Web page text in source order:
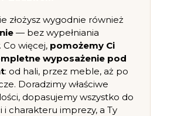
złożysz wygodnie również
— bez wypełniania
więcej, pomożemy Ci
wyposażenie pod
: od hali, przez meble, aż po
Doradzimy właściwe
dopasujemy wszystko do
i charakteru imprezy, a Ty